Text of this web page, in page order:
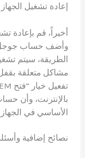
إعادة تشغيل
أخيراً، قم بإعادة
وأضف حساب جوجل
الطريقة، سيتم
بالإنترنت، وأن
الأساسي في
نصائح إضافية